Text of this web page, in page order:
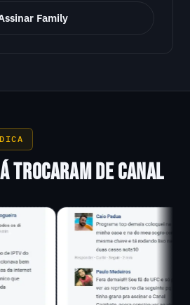
Family
TROCARAM DE CANAL